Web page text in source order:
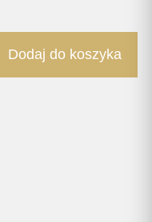
Dodaj do koszyka